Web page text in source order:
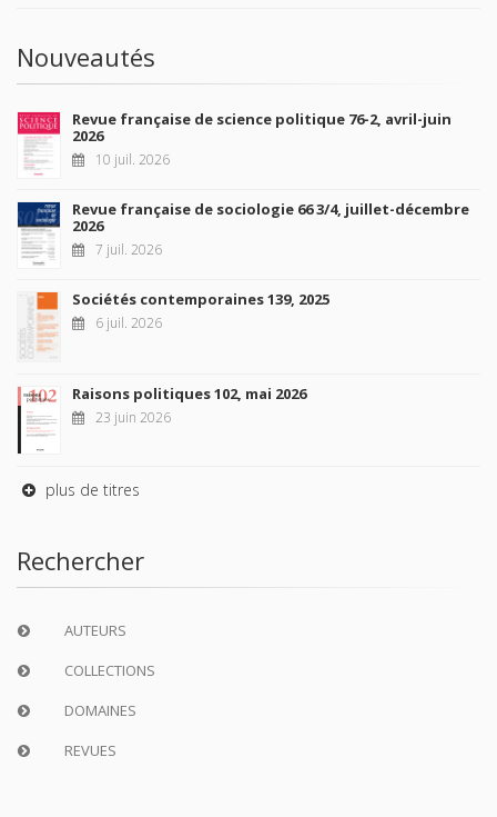
Nouveautés
Revue française de science politique 76-2, avril-juin
2026
10 juil. 2026
Revue française de sociologie 66 3/4, juillet-décembre
2026
7 juil. 2026
Sociétés contemporaines 139, 2025
6 juil. 2026
Raisons politiques 102, mai 2026
23 juin 2026
plus de titres
Rechercher
AUTEURS
COLLECTIONS
DOMAINES
REVUES